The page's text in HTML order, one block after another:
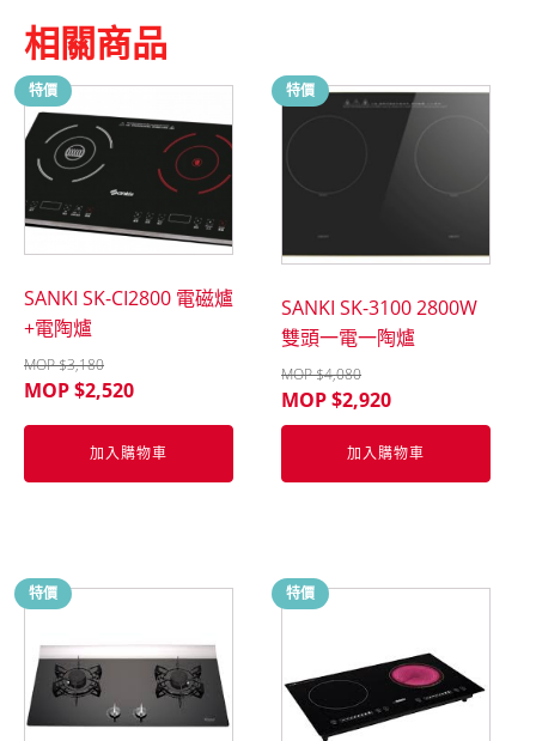
相關商品
特價
SANKI SK-CI2800 電磁爐
+電陶爐
MOP $3,180
MOP $2,520
加入購物車
特價
SANKI SK-3100 2800W
雙頭一電一陶爐
MOP $4,080
MOP $2,920
加入購物車
特價 特價